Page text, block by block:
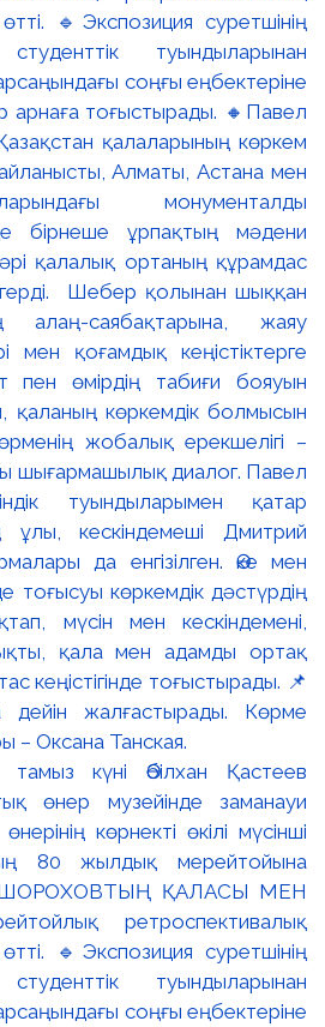
күні Әбілхан Қастеев
өнер музейінде заманауи
көрнекті өкілі мүсінші
80 жылдық мерейтойына
ШОРОХОВТЫҢ ҚАЛАСЫ МЕН
ретроспективалық
🔹Экспозиция суретшінің
туындыларынан
соңғы еңбектеріне